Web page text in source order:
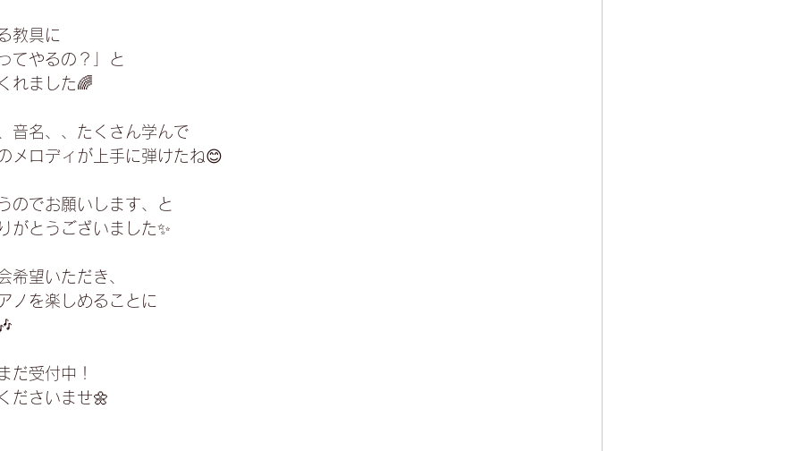
教具に﻿
てやるの？」と﻿
れました🌈﻿
音名、、たくさん学んで﻿
メロディが上手に弾けたね😊﻿
のでお願いします、と﻿
がとうございました✨﻿
希望いただき、﻿
ノを楽しめることに﻿
だ受付中！﻿
ださいませ🌼﻿